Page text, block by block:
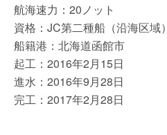
航海速力：20ノット
資格：JC第二種船（沿海区域）
船籍港：北海道函館市
起工：2016年2月15日
進水：2016年9月28日
完工：2017年2月28日